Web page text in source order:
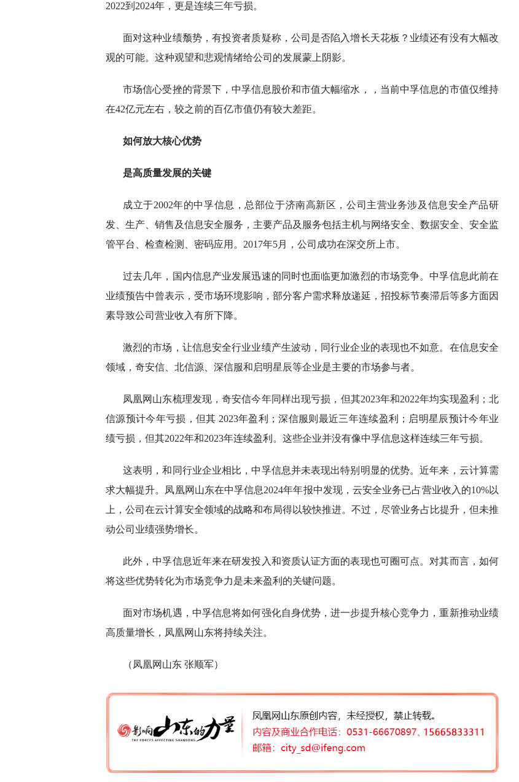
2022到2024年，更是连续三年亏损。
面对这种业绩颓势，有投资者质疑称，公司是否陷入增长天花板？业绩还有没有大幅改
观的可能。这种观望和悲观情绪给公司的发展蒙上阴影。
市场信心受挫的背景下，中孚信息股价和市值大幅缩水，，当前中孚信息的市值仅维持
在42亿元左右，较之前的百亿市值仍有较大差距。
如何放大核心优势
是高质量发展的关键
成立于2002年的中孚信息，总部位于济南高新区，公司主营业务涉及信息安全产品研
发、生产、销售及信息安全服务，主要产品及服务包括主机与网络安全、数据安全、安全监
管平台、检查检测、密码应用。2017年5月，公司成功在深交所上市。
过去几年，国内信息产业发展迅速的同时也面临更加激烈的市场竞争。中孚信息此前在
业绩预告中曾表示，受市场环境影响，部分客户需求释放递延，招投标节奏滞后等多方面因
素导致公司营业收入有所下降。
激烈的市场，让信息安全行业业绩产生波动，同行业企业的表现也不如意。在信息安全
领域，奇安信、北信源、深信服和启明星辰等企业是主要的市场参与者。
凤凰网山东梳理发现，奇安信今年同样出现亏损，但其2023年和2022年均实现盈利；北
信源预计今年亏损，但其 2023年盈利；深信服则最近三年连续盈利；启明星辰预计今年业
绩亏损，但其2022年和2023年连续盈利。这些企业并没有像中孚信息这样连续三年亏损。
这表明，和同行业企业相比，中孚信息并未表现出特别明显的优势。近年来，云计算需
求大幅提升。凤凰网山东在中孚信息2024年年报中发现，云安全业务已占营业收入的10%以
上，公司在云计算安全领域的战略和布局得以较快推进。不过，尽管业务占比提升，但未推
动公司业绩强势增长。
此外，中孚信息近年来在研发投入和资质认证方面的表现也可圈可点。对其而言，如何
将这些优势转化为市场竞争力是未来盈利的关键问题。
面对市场机遇，中孚信息将如何强化自身优势，进一步提升核心竞争力，重新推动业绩
高质量增长，凤凰网山东将持续关注。
（凤凰网山东 张顺军）